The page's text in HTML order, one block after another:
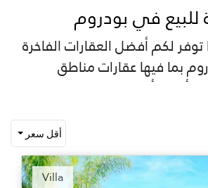
للبيع في بودروم
لكم أفضل العقارات الفاخرة
بما فيها عقارات مناطق
وأماكن أخرى في شبه جزيرة
الذكية والرخام والجودة
ومطبخ عصري وتصاميم مبتكرة
موقع العقار وغيرها.
أقل سعر
Villa